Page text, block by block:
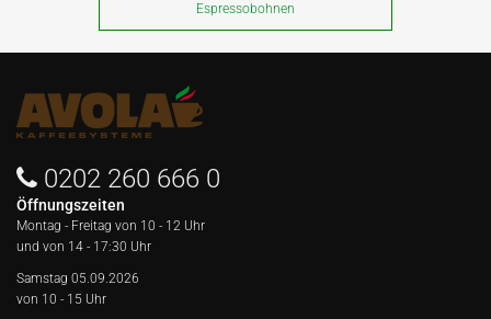
Espressobohnen
0202 260 666 0
Öffnungszeiten
Montag - Freitag von 10 - 12 Uhr
und von 14 - 17:30 Uhr
Samstag 05.09.2026
von 10 - 15 Uhr